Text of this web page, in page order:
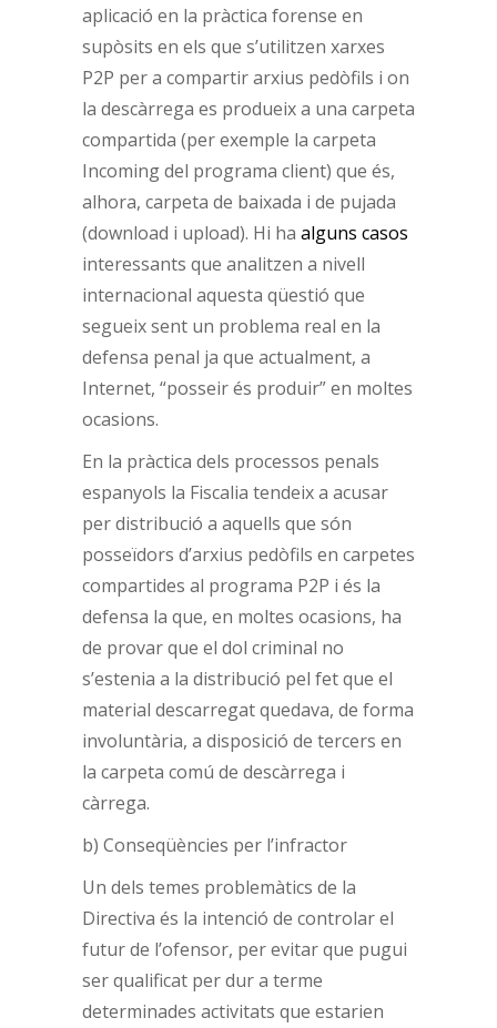
aplicació en la pràctica forense en
supòsits en els que s’utilitzen xarxes
P2P per a compartir arxius pedòfils i on
la descàrrega es produeix a una carpeta
compartida (per exemple la carpeta
Incoming del programa client) que és,
alhora, carpeta de baixada i de pujada
(download i upload). Hi ha alguns casos
interessants que analitzen a nivell
internacional aquesta qüestió que
segueix sent un problema real en la
defensa penal ja que actualment, a
Internet, “posseir és produir” en moltes
ocasions.
En la pràctica dels processos penals
espanyols la Fiscalia tendeix a acusar
per distribució a aquells que són
posseïdors d’arxius pedòfils en carpetes
compartides al programa P2P i és la
defensa la que, en moltes ocasions, ha
de provar que el dol criminal no
s’estenia a la distribució pel fet que el
material descarregat quedava, de forma
involuntària, a disposició de tercers en
la carpeta comú de descàrrega i
càrrega.
b) Conseqüències per l’infractor
Un dels temes problemàtics de la
Directiva és la intenció de controlar el
futur de l’ofensor, per evitar que pugui
ser qualificat per dur a terme
determinades activitats que estarien